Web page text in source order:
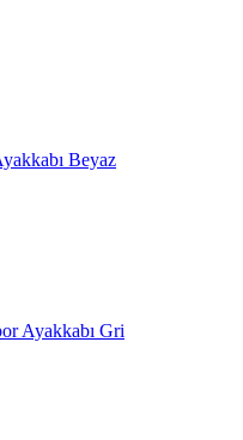
Beyaz
Ayakkabı Gri